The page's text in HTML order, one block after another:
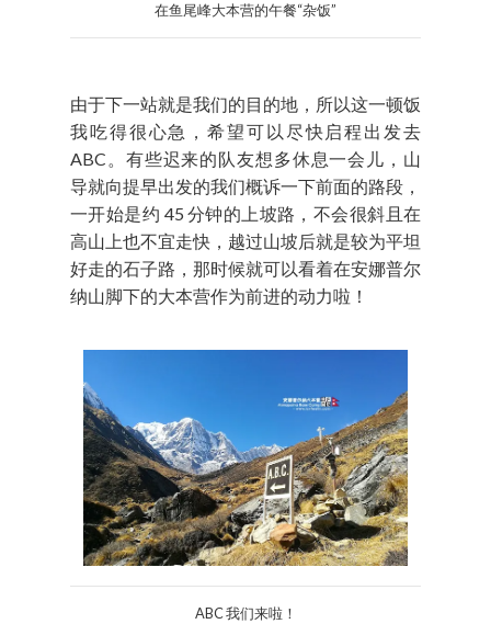
在鱼尾峰大本营的午餐“杂饭”
由于下一站就是我们的目的地，所以这一顿饭
我吃得很心急，希望可以尽快启程出发去
ABC。有些迟来的队友想多休息一会儿，山
导就向提早出发的我们概诉一下前面的路段，
一开始是约 45 分钟的上坡路，不会很斜且在
高山上也不宜走快，越过山坡后就是较为平坦
好走的石子路，那时候就可以看着在安娜普尔
纳山脚下的大本营作为前进的动力啦！
ABC 我们来啦！